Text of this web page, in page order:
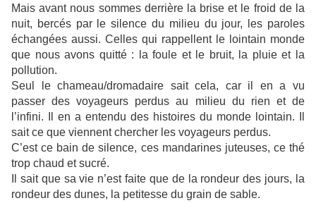
Mais avant nous sommes derrière la brise et le froid de la
nuit, bercés par le silence du milieu du jour, les paroles
échangées aussi. Celles qui rappellent le lointain monde
que nous avons quitté : la foule et le bruit, la pluie et la
pollution.
Seul le chameau/dromadaire sait cela, car il en a vu
passer des voyageurs perdus au milieu du rien et de
l’infini. Il en a entendu des histoires du monde lointain. Il
sait ce que viennent chercher les voyageurs perdus.
C’est ce bain de silence, ces mandarines juteuses, ce thé
trop chaud et sucré.
Il sait que sa vie n’est faite que de la rondeur des jours, la
rondeur des dunes, la petitesse du grain de sable.